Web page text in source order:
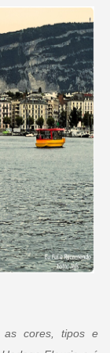
cores, tipos e